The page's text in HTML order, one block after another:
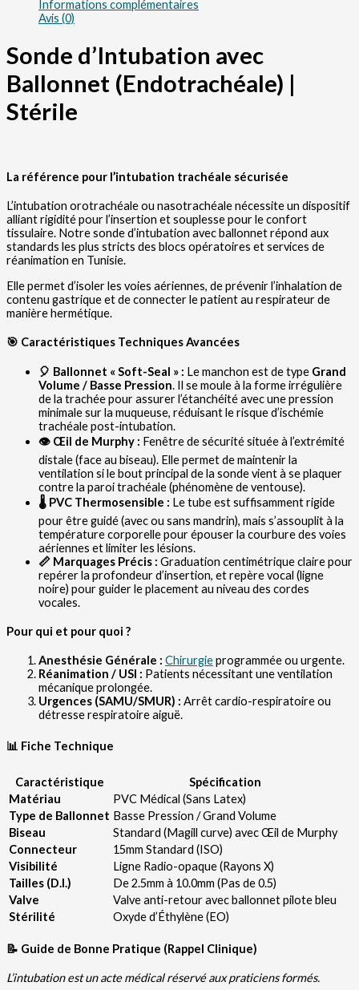
Informations complémentaires
Avis (0)
Sonde d’Intubation avec
Ballonnet (Endotrachéale) |
Stérile
La référence pour l’intubation trachéale sécurisée
L’intubation orotrachéale ou nasotrachéale nécessite un dispositif
alliant rigidité pour l’insertion et souplesse pour le confort
tissulaire. Notre sonde d’intubation avec ballonnet répond aux
standards les plus stricts des blocs opératoires et services de
réanimation en Tunisie.
Elle permet d’isoler les voies aériennes, de prévenir l’inhalation de
contenu gastrique et de connecter le patient au respirateur de
manière hermétique.
🎯 Caractéristiques Techniques Avancées
🎈 Ballonnet « Soft-Seal » : Le manchon est de type Grand
Volume / Basse Pression. Il se moule à la forme irrégulière
de la trachée pour assurer l’étanchéité avec une pression
minimale sur la muqueuse, réduisant le risque d’ischémie
trachéale post-intubation.
👁️ Œil de Murphy : Fenêtre de sécurité située à l’extrémité
distale (face au biseau). Elle permet de maintenir la
ventilation si le bout principal de la sonde vient à se plaquer
contre la paroi trachéale (phénomène de ventouse).
🌡️ PVC Thermosensible : Le tube est suffisamment rigide
pour être guidé (avec ou sans mandrin), mais s’assouplit à la
température corporelle pour épouser la courbure des voies
aériennes et limiter les lésions.
📏 Marquages Précis : Graduation centimétrique claire pour
repérer la profondeur d’insertion, et repère vocal (ligne
noire) pour guider le placement au niveau des cordes
vocales.
Pour qui et pour quoi ?
Anesthésie Générale : Chirurgieprogrammée ou urgente.
Réanimation / USI : Patients nécessitant une ventilation
mécanique prolongée.
Urgences (SAMU/SMUR) : Arrêt cardio-respiratoire ou
détresse respiratoire aiguë.
📊 Fiche Technique
Caractéristique
Spécification
Matériau
PVC Médical (Sans Latex)
Type de Ballonnet Basse Pression / Grand Volume
Biseau
Standard (Magill curve) avec Œil de Murphy
Connecteur
15mm Standard (ISO)
Visibilité
Ligne Radio-opaque (Rayons X)
Tailles (D.I.)
De 2.5mm à 10.0mm (Pas de 0.5)
Valve
Valve anti-retour avec ballonnet pilote bleu
Stérilité
Oxyde d’Éthylène (EO)
📝 Guide de Bonne Pratique (Rappel Clinique)
L’intubation est un acte médical réservé aux praticiens formés.